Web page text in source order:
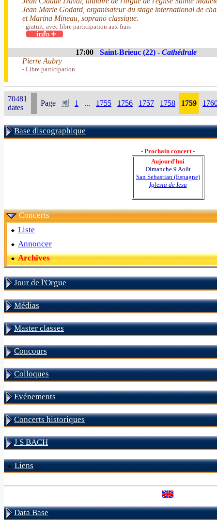
Jean Marie Godard, organisateur du stage international de
et Marina Mineau, soprano classique.
- gratuit, avec libre participation aux frais
17:00 Saint-Brieuc (22) - Cathédrale
Pierre Aubry
- Libre participation
70481
dates
Page 1 ... 1755 1756 1757 1758 1759
Base discographique
- Prochain concert -
Aujourd'hui
Dimanche 9 Août
San Sebastian (Espagne)
Iglesia de Iesu
Concerts
Liste
Annoncer
Archives
Jour de l'Orgue
Médias
Master classes
Concours
Colloques
Evénements
Concerts historiques
J S BACH
Liens
Data Base